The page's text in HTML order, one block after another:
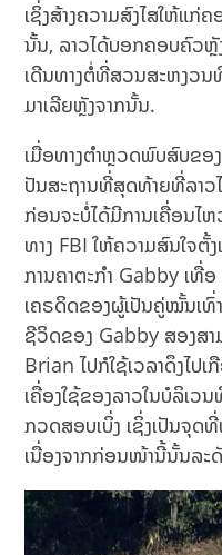
ເຊິ່ງສ້າງຄວາມສົງໄສໃຫ້ແ
ນັ້ນ, ລາວໄດ້ບອກຄອບຄົວຫຼັ
ເດີນທາງຕໍ່ທີ່ສວນສະຫງວນ
ມາເລີຍຫຼັງຈາກນັ້ນ.
ເມື່ອທາງຕຳຫຼວດພົບສົບຂ
ປັນສະຖານທີ່ສຸດທ້າຍທີ່ລາວ
ກ່ອນຈະບໍ່ໄດ້ມີການເຄື່ອນ
ທາງ FBI ໃຫ້ຄວາມສົນໃຈຕັ້
ການຄາຕະກຳ Gabby ເທື່
ເຄຣດິດຂອງຜູ້ເປັນຄູ່ໝັ້ນເທົ່
ຊີວິດຂອງ Gabby ສອງສ
Brian ໄປກໍໃຊ້ເວລາດຶງໄປ
ເຄື່ອງໃຊ້ຂອງລາວໃນບໍລິເ
ກວດສອບເບິ່ງ ເຊິ່ງເປັນຈຸດ
ເນື່ອງຈາກກ່ອນໜ້ານີ້ນັ້ນລະ